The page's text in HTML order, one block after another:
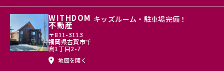
供等の機会に、当社が直接あるいは協力会社又は業務委託先等を通じ
て、お客さまの個人情報（お客さまの電子メールアドレス、氏名、住
所、電話番号等）を取得いたしますが、これらの個人情報は下記の目的
に利用させていただきます。
(1) 不動産についてのサービスの提供
WITHDOM
不動産
〒811-3113
福岡県古賀市千
鳥1丁目2-7
地図を開く
キッズルーム・駐車場完備！